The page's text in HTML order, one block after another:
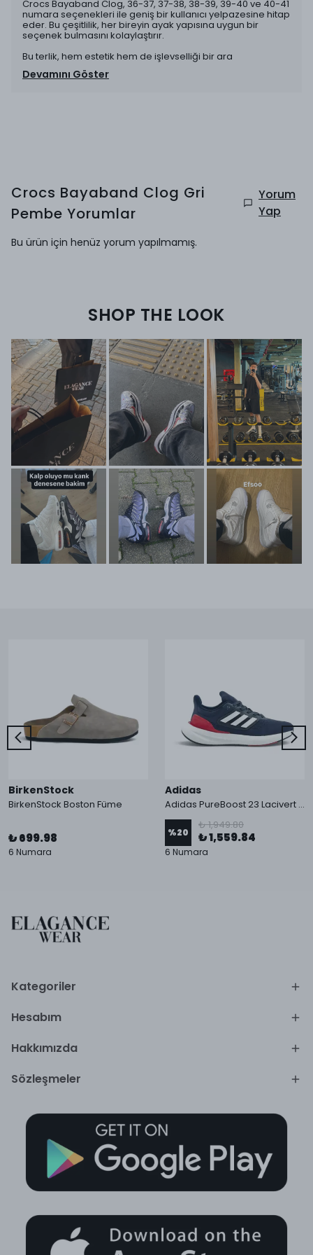
Crocs Bayaband Clog, 36-37, 37-38, 38-39, 39-40 ve 40-41
numara seçenekleri ile geniş bir kullanıcı yelpazesine hitap
eder. Bu çeşitlilik, her bireyin ayak yapısına uygun bir
seçenek bulmasını kolaylaştırır.
Bu terlik, hem estetik hem de işlevselliği bir ara
Devamını Göster
Crocs Bayaband Clog Gri
Pembe Yorumlar
Yorum
Yap
Bu ürün için henüz yorum yapılmamış.
SHOP THE LOOK
BirkenStock
BirkenStock Boston Füme
₺ 699.98
6 Numara
Adidas
Adidas PureBoost 23 Lacivert Kırmızı
%20
₺ 1,949.80
₺ 1,559.84
6 Numara
Kategoriler
Hesabım
Hakkımızda
Sözleşmeler